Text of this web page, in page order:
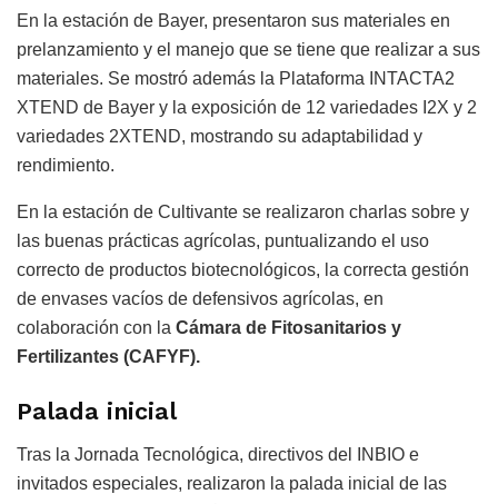
En la estación de Bayer, presentaron sus materiales en
prelanzamiento y el manejo que se tiene que realizar a sus
materiales. Se mostró además la Plataforma INTACTA2
XTEND de Bayer y la exposición de 12 variedades I2X y 2
variedades 2XTEND, mostrando su adaptabilidad y
rendimiento.
En la estación de Cultivante se realizaron charlas sobre y
las buenas prácticas agrícolas, puntualizando el uso
correcto de productos biotecnológicos, la correcta gestión
de envases vacíos de defensivos agrícolas, en
colaboración con la Cámara de Fitosanitarios y
Fertilizantes (CAFYF).
Palada inicial
Tras la Jornada Tecnológica, directivos del INBIO e
invitados especiales, realizaron la palada inicial de las